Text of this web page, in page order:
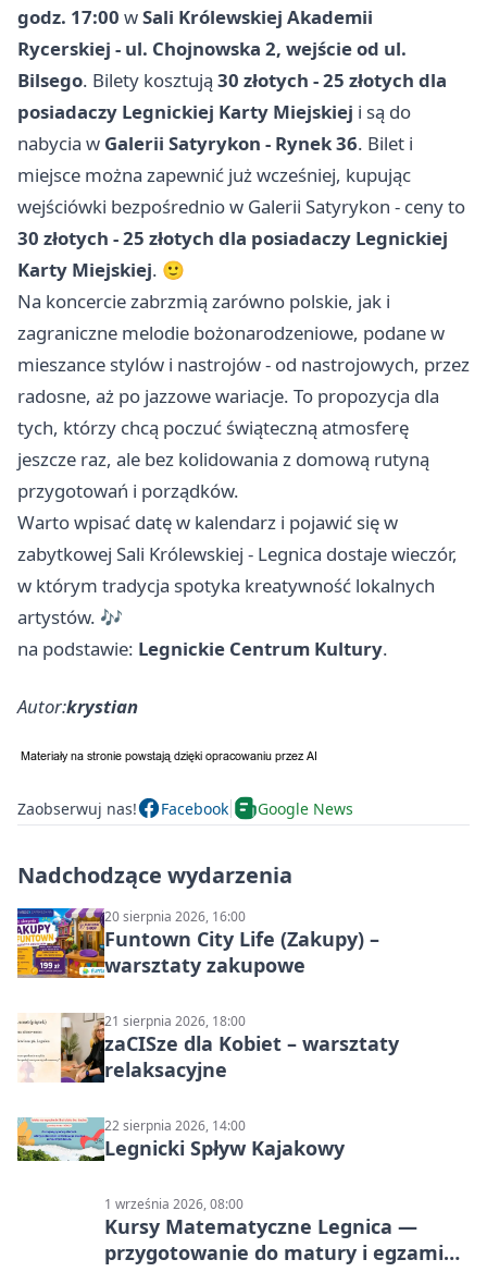
godz. 17:00 wSali Królewskiej Akademii
Rycerskiej - ul. Chojnowska 2, wejście od ul.
Bilsego. Bilety kosztują 30 złotych - 25 złotych dla
posiadaczy Legnickiej Karty Miejskiej i są do
nabycia w Galerii Satyrykon - Rynek 36. Bilet i
miejsce można zapewnić już wcześniej, kupując
wejściówki bezpośrednio w Galerii Satyrykon - ceny to
30 złotych - 25 złotych dla posiadaczy Legnickiej
Karty Miejskiej. 🙂
Na koncercie zabrzmią zarówno polskie, jak i
zagraniczne melodie bożonarodzeniowe, podane w
mieszance stylów i nastrojów - od nastrojowych, przez
radosne, aż po jazzowe wariacje. To propozycja dla
tych, którzy chcą poczuć świąteczną atmosferę
jeszcze raz, ale bez kolidowania z domową rutyną
przygotowań i porządków.
Warto wpisać datę w kalendarz i pojawić się w
zabytkowej Sali Królewskiej - Legnica dostaje wieczór,
w którym tradycja spotyka kreatywność lokalnych
artystów. 🎶
na podstawie: Legnickie Centrum Kultury.
Autor:krystian
Zaobserwuj nas! Facebook Google News
Nadchodzące wydarzenia
20 sierpnia 2026, 16:00
Funtown City Life (Zakupy) –
warsztaty zakupowe
21 sierpnia 2026, 18:00
zaCISze dla Kobiet – warsztaty
relaksacyjne
22 sierpnia 2026, 14:00
Legnicki Spływ Kajakowy
1 września 2026, 08:00
Kursy Matematyczne Legnica —
przygotowanie do matury i egzaminu